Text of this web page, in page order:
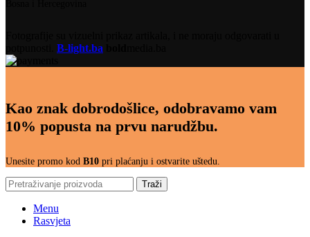
B-light.ba
Kao znak dobrodošlice, odobravamo vam
10% popusta na prvu narudžbu.
Unesite promo kod B10 pri plaćanju i ostvarite uštedu.
Traži
Menu
Rasvjeta